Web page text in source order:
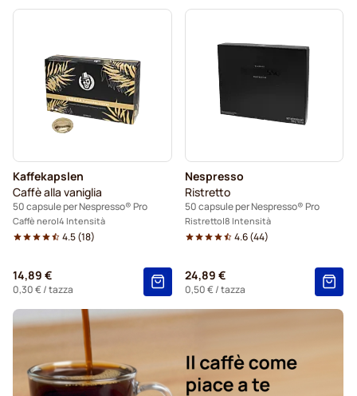
Caffè decaffeinato per Nespresso® Pro
Pulizia e manutenzione per Nespresso® Pro
Capsule per Nespresso® Pro
Gimoka capsule per Nespresso® Pro
Kaffekapslen per Nespresso® Professional
Kaffekapslen
Caffè alla vaniglia
50 capsule per Nespresso® Pro
Caffè nero 4 Intensità
4.5(18)
14,89 €
0,30 €/ tazza
Nespresso
Ristretto
50 capsule per Nespresso® Pro
Ristretto 8 Intensità
4.6(44)
24,89 €
0,50 €/ tazza